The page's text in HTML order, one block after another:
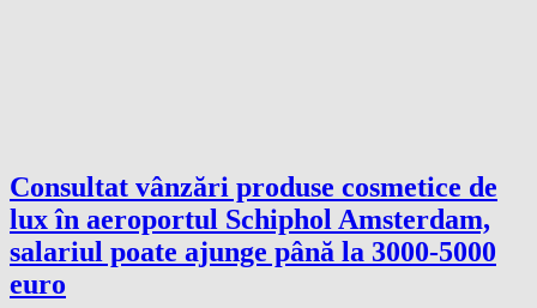
Consultat vânzări produse cosmetice de
lux în aeroportul Schiphol Amsterdam,
salariul poate ajunge până la 3000-5000
euro